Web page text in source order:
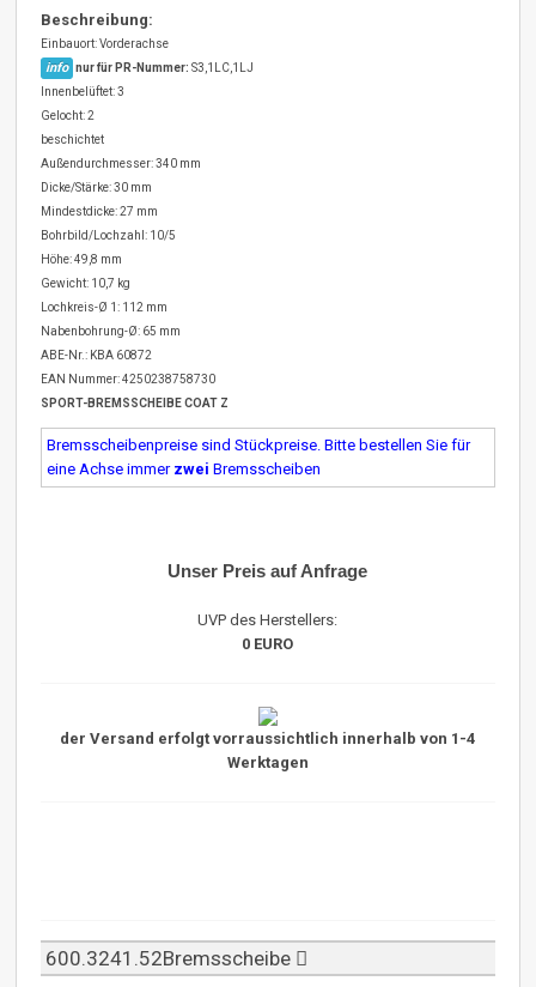
Beschreibung:
Einbauort: Vorderachse
info nur für PR-Nummer: S3,1LC,1LJ
Innenbelüftet: 3
Gelocht: 2
beschichtet
Außendurchmesser: 340 mm
Dicke/Stärke: 30 mm
Mindestdicke: 27 mm
Bohrbild/Lochzahl: 10/5
Höhe: 49,8 mm
Gewicht: 10,7 kg
Lochkreis-Ø 1: 112 mm
Nabenbohrung-Ø: 65 mm
ABE-Nr.: KBA 60872
EAN Nummer: 4250238758730
SPORT-BREMSSCHEIBE COAT Z
Bremsscheibenpreise sind Stückpreise. Bitte bestellen Sie für
eine Achse immer zwei Bremsscheiben
Unser Preis auf Anfrage
UVP des Herstellers:
0 EURO
der Versand erfolgt vorraussichtlich innerhalb von 1-4
Werktagen
600.3241.52Bremsscheibe